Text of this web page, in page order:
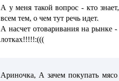
А у меня такой вопрос - кто
всем тем, о чем тут речь идет.
А насчет отоваривания на рынке
лотках!!!!!:(((
Ариночка, А зачем покупать